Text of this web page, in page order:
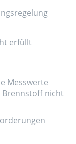
erfüllt
Messwerte
nicht